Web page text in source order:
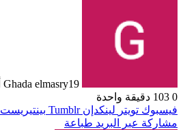
Ghada elmasry19 أغسطس، 2024
0
دقيقة واحدة
فيسبوك تويتر لينكدإن بينتيريست
مشاركة عبر البريد طباعة